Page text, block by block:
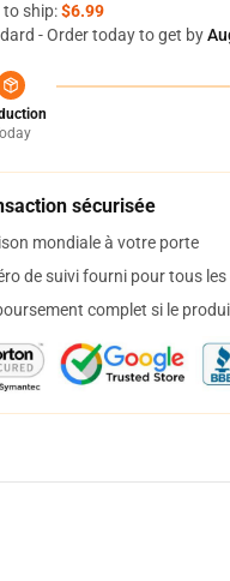
to ship:$6.99
- Order today to get by
sécurisée
mondiale à votre porte
de suivi fourni pour tous les
complet si le